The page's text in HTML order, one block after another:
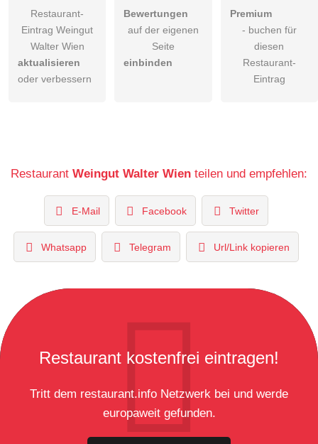
Restaurant-
Eintrag Weingut
Walter Wien
aktualisieren
oder verbessern
Bewertungen
auf der eigenen
Seite
einbinden
Premium
- buchen für
diesen
Restaurant-
Eintrag
Restaurant Weingut Walter Wien teilen und empfehlen:
E-Mail Facebook Twitter
Whatsapp Telegram Url/Link kopieren
Restaurant kostenfrei eintragen!
Tritt dem restaurant.info Netzwerk bei und werde
europaweit gefunden.